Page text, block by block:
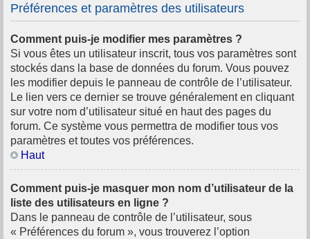
Préférences et paramètres des utilisateurs
Comment puis-je modifier mes paramètres ?
Si vous êtes un utilisateur inscrit, tous vos paramètres sont
stockés dans la base de données du forum. Vous pouvez
les modifier depuis le panneau de contrôle de l’utilisateur.
Le lien vers ce dernier se trouve généralement en cliquant
sur votre nom d’utilisateur situé en haut des pages du
forum. Ce système vous permettra de modifier tous vos
paramètres et toutes vos préférences.
Haut
Comment puis-je masquer mon nom d’utilisateur de la
liste des utilisateurs en ligne ?
Dans le panneau de contrôle de l’utilisateur, sous
« Préférences du forum », vous trouverez l’option